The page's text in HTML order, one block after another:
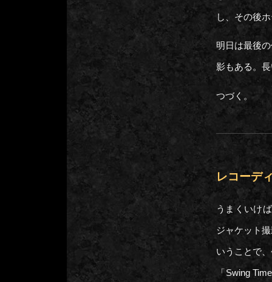
し、その後
明日は最後
影もある。
つ
レコーデ
うまくいけ
ジャケット
いうことで
「Swing